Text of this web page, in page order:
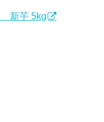
新芋 5kg